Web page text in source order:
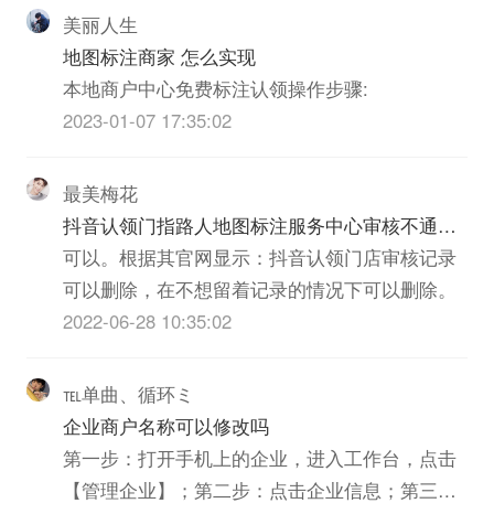
美丽人生
地图标注商家 怎么实现
本地商户中心免费标注认领操作步骤:
2023-01-07 17:35:02
最美梅花
抖音认领门指路人地图标注服务中心审核不通过
可以删除不
可以。根据其官网显示：抖音认领门店审核记录
可以删除，在不想留着记录的情况下可以删除。
2022-06-28 10:35:02
℡单曲、循环ミ
企业商户名称可以修改吗
第一步：打开手机上的企业，进入工作台，点击
【管理企业】；第二步：点击企业信息；第三